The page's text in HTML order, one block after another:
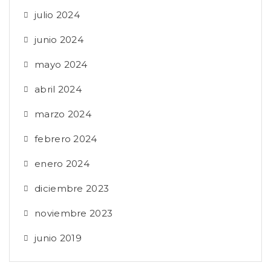
julio 2024
junio 2024
mayo 2024
abril 2024
marzo 2024
febrero 2024
enero 2024
diciembre 2023
noviembre 2023
junio 2019